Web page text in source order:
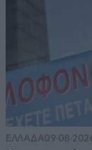
ΕΛΛΑΔΑ